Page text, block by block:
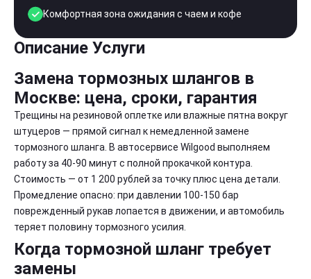
Комфортная зона ожидания с чаем и кофе
Описание Услуги
Замена тормозных шлангов в
Москве: цена, сроки, гарантия
Трещины на резиновой оплетке или влажные пятна вокруг
штуцеров — прямой сигнал к немедленной замене
тормозного шланга. В автосервисе Wilgood выполняем
работу за 40-90 минут с полной прокачкой контура.
Стоимость — от 1 200 рублей за точку плюс цена детали.
Промедление опасно: при давлении 100-150 бар
поврежденный рукав лопается в движении, и автомобиль
теряет половину тормозного усилия.
Когда тормозной шланг требует
замены